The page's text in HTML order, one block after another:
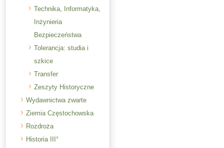
Technika, Informatyka,
Inżynieria
Bezpieczeństwa
Tolerancja: studia i
szkice
Transfer
Zeszyty Historyczne
Wydawnictwa zwarte
Ziemia Częstochowska
Rozdroża
Historia III°